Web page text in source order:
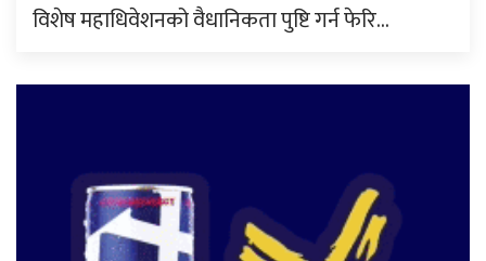
विशेष महाधिवेशनको वैधानिकता पुष्टि गर्न फेरि…